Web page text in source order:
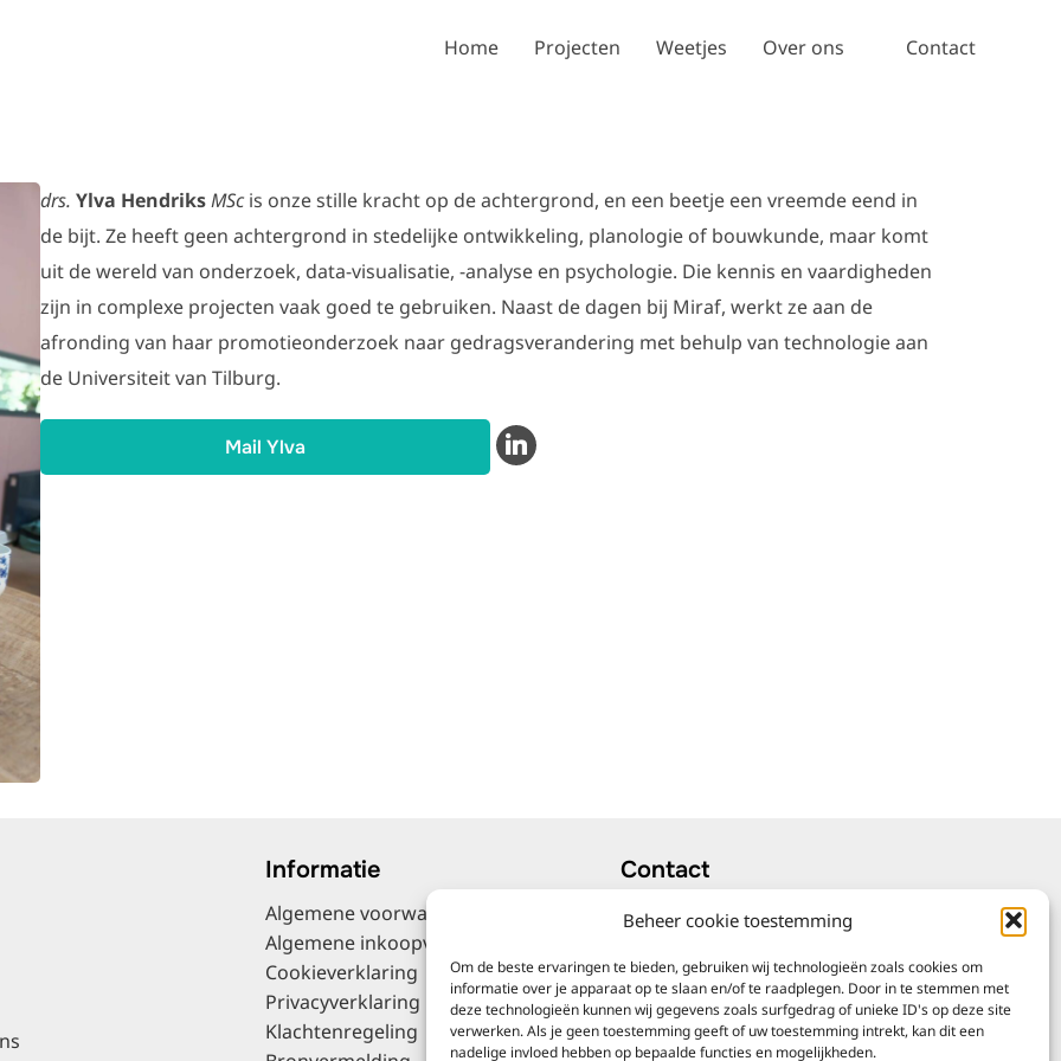
Beheer cookie toestemming
Om de beste ervaringen te bieden, gebruiken wij technologieën zoals cookies om
informatie over je apparaat op te slaan en/of te raadplegen. Door in te stemmen met
deze technologieën kunnen wij gegevens zoals surfgedrag of unieke ID's op deze site
verwerken. Als je geen toestemming geeft of uw toestemming intrekt, kan dit een
nadelige invloed hebben op bepaalde functies en mogelijkheden.
Home Projecten Weetjes Over ons Contact
drs. Ylva HendriksMScis onze stille kracht op de achtergrond, en een beetje een vreemde eend in
de bijt. Ze heeft geen achtergrond in stedelijke ontwikkeling, planologie of bouwkunde, maar komt
uit de wereld van onderzoek, data-visualisatie, -analyse en psychologie. Die kennis en vaardigheden
zijn in complexe projecten vaak goed te gebruiken. Naast de dagen bij Miraf, werkt ze aan de
afronding van haar promotieonderzoek naar gedragsverandering met behulp van technologie aan
de Universiteit van Tilburg.
Mail Ylva
Informatie
Algemene voorwaarden
Algemene inkoopvoorwaarden
Cookieverklaring
Privacyverklaring
Klachtenregeling
Contact
Tel. 06-81650247
bezoekadres:
Caballero Fabriek – Unit 18